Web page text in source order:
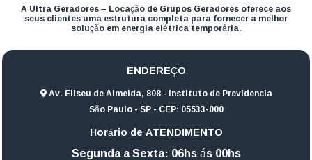
A Ultra Geradores – Locação de Grupos Geradores oferece aos
seus clientes uma estrutura completa para fornecer a melhor
solução em energia elétrica temporária.
ENDEREÇO
Av. Eliseu de Almeida, 808 - instituto de Previdencia
São Paulo - SP - CEP: 05533-000
Horário de ATENDIMENTO
Segunda a Sexta: 06hs ás 00hs